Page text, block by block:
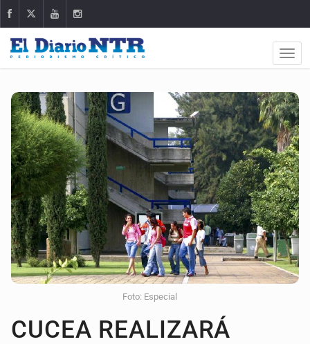
Foto: Especial
CUCEA REALIZARÁ